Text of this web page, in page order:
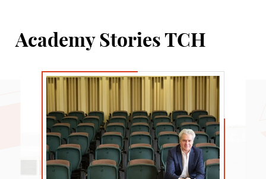
Academy Stories TCH